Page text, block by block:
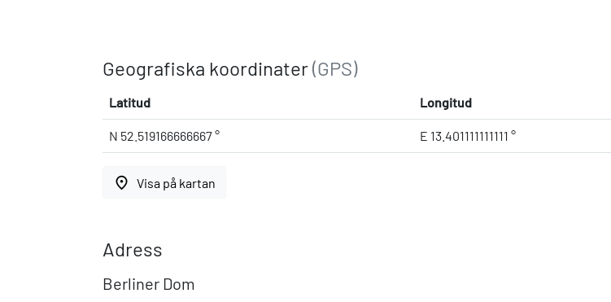
Geografiska koordinater(GPS)
Latitud Longitud
N 52.519166666667 ° E 13.401111111111 °
place Visa på kartan
Adress
Berliner Dom